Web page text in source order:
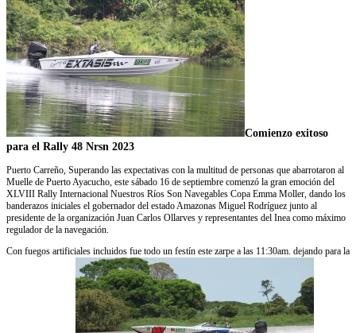
Comienzo exitoso
para el Rally 48 Nrsn 2023
Puerto Carreño, Superando las expectativas con la multitud de personas que abarrotaron al
Muelle de Puerto Ayacucho, este sábado 16 de septiembre comenzó la gran emoción del
XLVIII Rally Internacional Nuestros Ríos Son Navegables Copa Emma Moller, dando los
banderazos iniciales el gobernador del estado Amazonas Miguel Rodríguez junto al
presidente de la organización Juan Carlos Ollarves y representantes del Inea como máximo
regulador de la navegación.
Con fuegos artificiales incluidos fue todo un festín este zarpe a las 11:30am. dejando para la